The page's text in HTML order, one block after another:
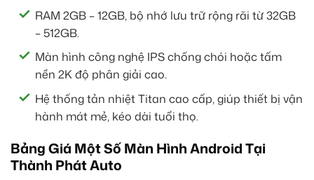
RAM 2GB – 12GB, bộ nhớ lưu trữ rộng rãi từ 32GB
– 512GB.
Màn hình công nghệ IPS chống chói hoặc tấm
nền 2K độ phân giải cao.
Hệ thống tản nhiệt Titan cao cấp, giúp thiết bị vận
hành mát mẻ, kéo dài tuổi thọ.
Bảng Giá Một Số Màn Hình Android Tại
Thành Phát Auto